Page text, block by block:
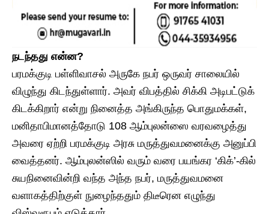
​நடந்தது என்ன?
​பரமக்குடி பள்ளிவாசல் அருகே நபர் ஒருவர் சாலையில்
விழுந்து கிடந்துள்ளார். அவர் விபத்தில் சிக்கி அடிபட்டுக்
கிடக்கிறார் என்று நினைத்த அங்கிருந்த பொதுமக்கள்,
மனிதாபிமானத்தோடு 108 ஆம்புலன்ஸை வரவழைத்து
அவரை ஏற்றி பரமக்குடி அரசு மருத்துவமனைக்கு அனுப்பி
வைத்தனர். ஆம்புலன்ஸில் வரும் வரை பயங்கர ‘கிக்’-கில்
சுயநினைவின்றி வந்த அந்த நபர், மருத்துவமனை
வளாகத்திற்குள் நுழைந்ததும் திடீரென எழுந்து